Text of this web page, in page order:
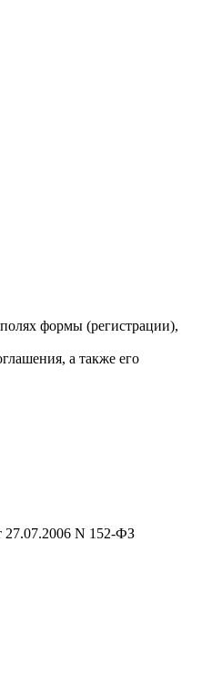
формы (регистрации),
а также его
27.07.2006 N 152-ФЗ